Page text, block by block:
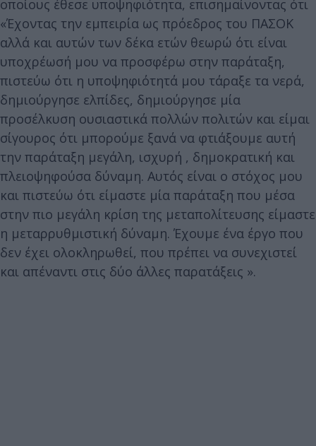
οποίους έθεσε υποψηφιότητα, επισημαίνοντας ότι
«Έχοντας την εμπειρία ως πρόεδρος του ΠΑΣΟΚ
αλλά και αυτών των δέκα ετών θεωρώ ότι είναι
υποχρέωσή μου να προσφέρω στην παράταξη,
πιστεύω ότι η υποψηφιότητά μου τάραξε τα νερά,
δημιούργησε ελπίδες, δημιούργησε μία
προσέλκυση ουσιαστικά πολλών πολιτών και είμαι
σίγουρος ότι μπορούμε ξανά να φτιάξουμε αυτή
την παράταξη μεγάλη, ισχυρή , δημοκρατική και
πλειοψηφούσα δύναμη. Αυτός είναι ο στόχος μου
και πιστεύω ότι είμαστε μία παράταξη που μέσα
στην πιο μεγάλη κρίση της μεταπολίτευσης είμαστε
η μεταρρυθμιστική δύναμη. Έχουμε ένα έργο που
δεν έχει ολοκληρωθεί, που πρέπει να συνεχιστεί
και απέναντι στις δύο άλλες παρατάξεις ».